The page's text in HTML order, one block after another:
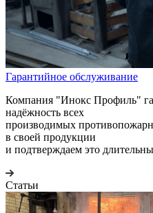
Гарантийное обслуживание
Компания "Инокс Профиль"
надёжность всех
производимых
в своей продукции
и подтверждаем это
Статьи